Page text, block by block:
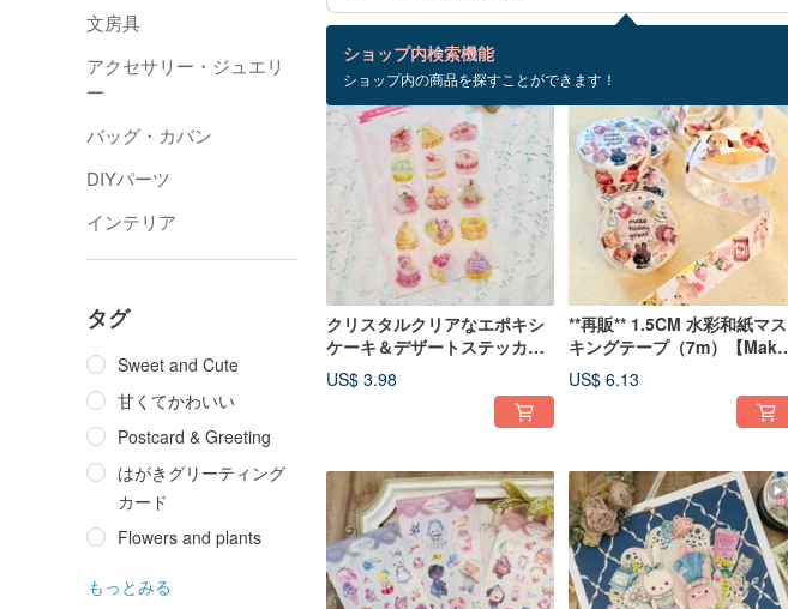
文房具
アクセサリー・ジュエリ
ー
バッグ・カバン
DIYパーツ
インテリア
タグ
Sweet and Cute
甘くてかわいい
Postcard & Greeting
はがきグリーティング
カード
Flowers and plants
もっとみる
ショップ内検索機能
ショップ内の商品を探すことができます！
検索結果：98 件
クリスタルクリアなエポキシ
ケーキ＆デザートステッカー
【Sweetie Cakes】
US$ 3.98
**再販** 1.5CM 水彩和紙マス
キングテープ（7m）【Make
today great】剥離紙付き
US$ 6.13